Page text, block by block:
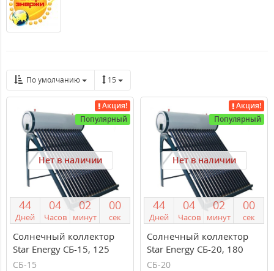
По умолчанию 15
Акция!
Популярный
Нет в наличии
44
Дней
04
Часов
02
минут
00
сек
Солнечный коллектор
Star Energy СБ-15, 125
литров, сезонный
СБ-15
Акция!
Популярный
Нет в наличии
44
Дней
04
Часов
02
минут
00
сек
Солнечный коллектор
Star Energy СБ-20, 180
литров, сезонный
СБ-20